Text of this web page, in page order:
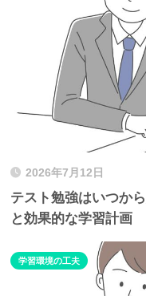
2026年7月12日
テスト勉強はいつか
と効果的な学習計画
学習環境の工夫